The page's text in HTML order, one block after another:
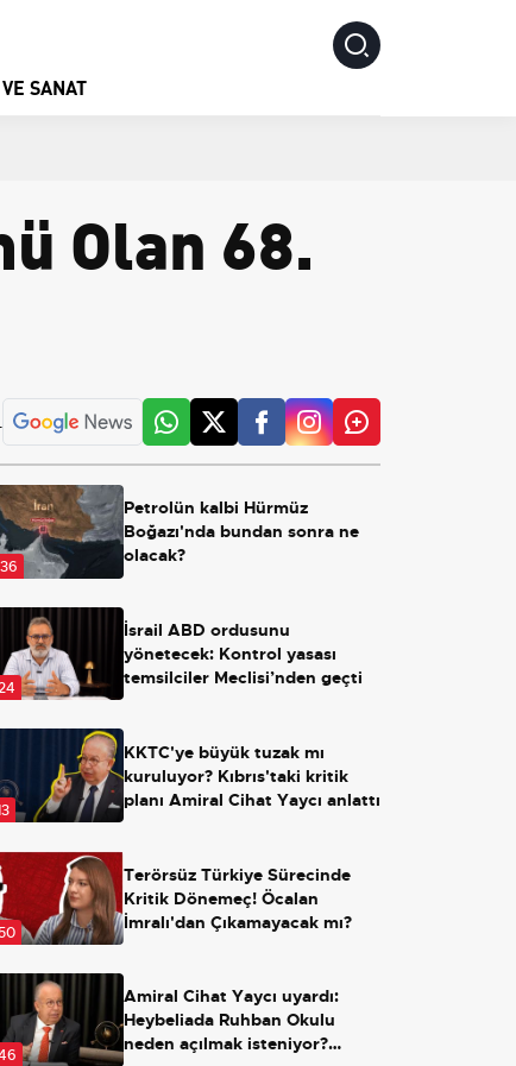
SANAT
Olan 68.
Petrolün kalbi Hürmüz
Boğazı'nda bundan sonra ne
olacak?
İsrail ABD ordusunu
yönetecek: Kontrol yasası
temsilciler Meclisi’nden geçti
KKTC'ye büyük tuzak mı
kuruluyor? Kıbrıs'taki kritik
planı Amiral Cihat Yaycı anlattı
Terörsüz Türkiye Sürecinde
Kritik Dönemeç! Öcalan
İmralı'dan Çıkamayacak mı?
Amiral Cihat Yaycı uyardı:
Heybeliada Ruhban Okulu
neden açılmak isteniyor?